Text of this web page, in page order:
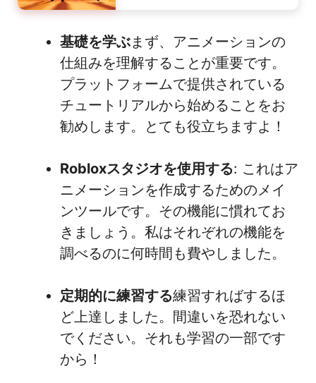
基礎を学ぶまず、アニメーションの
仕組みを理解することが重要です。
プラットフォームで提供されている
チュートリアルから始めることをお
勧めします。とても役立ちますよ！
Robloxスタジオを使用する: これはア
ニメーションを作成するためのメイ
ンツールです。その機能に慣れてお
きましょう。私はそれぞれの機能を
調べるのに何時間も費やしました。
定期的に練習する練習すればするほ
ど上達しました。間違いを恐れない
でください。それも学習の一部です
から！